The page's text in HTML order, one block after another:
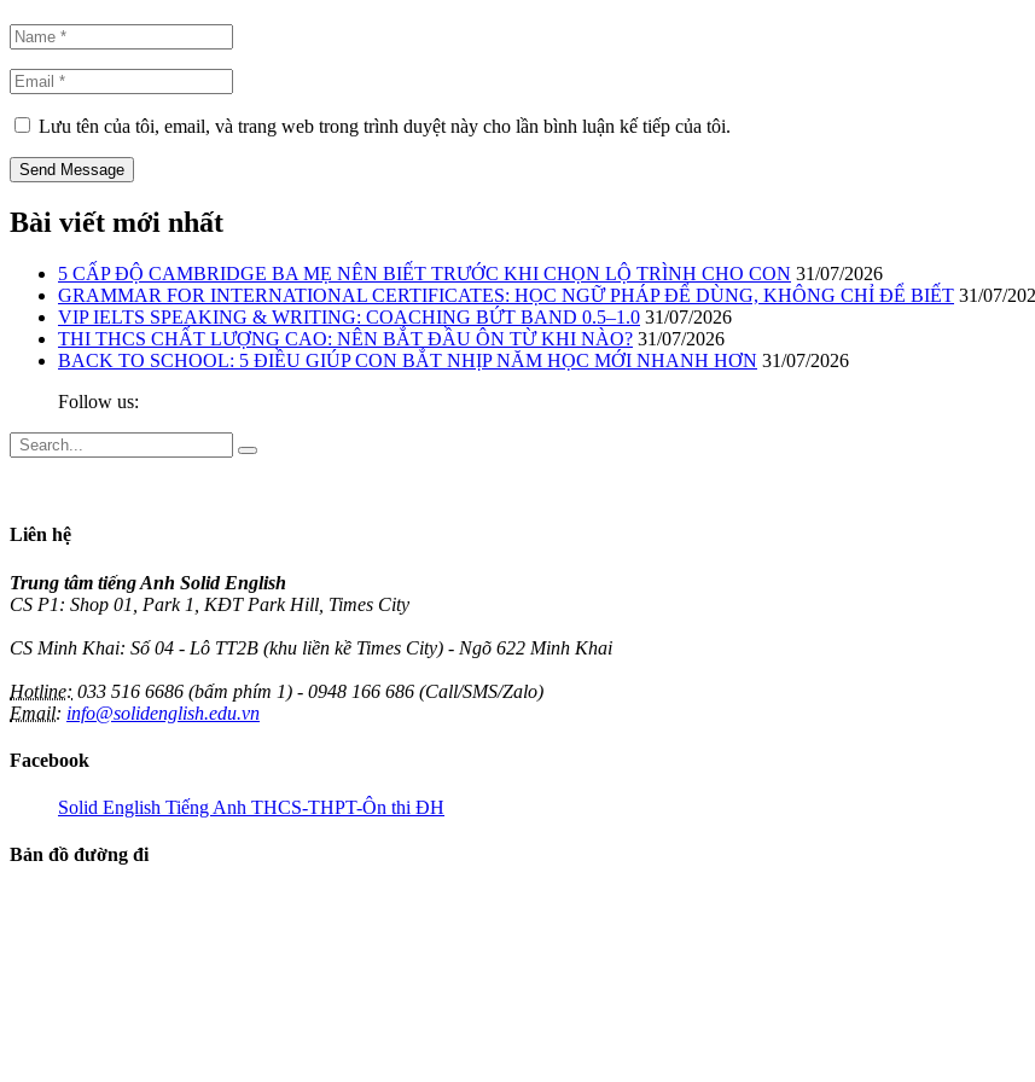
Lưu tên của tôi, email, và trang web trong trình duyệt này cho lần bình luận kế tiếp của tôi.
Bài viết mới nhất
5 CẤP ĐỘ CAMBRIDGE BA MẸ NÊN BIẾT TRƯỚC KHI CHỌN LỘ TRÌNH CHO CON 31/07/2026
GRAMMAR FOR INTERNATIONAL CERTIFICATES: HỌC NGỮ PHÁP ĐỂ DÙNG, KHÔNG CHỈ ĐỂ BIẾT 31/07/
VIP IELTS SPEAKING & WRITING: COACHING BỨT BAND 0.5–1.0 31/07/2026
THI THCS CHẤT LƯỢNG CAO: NÊN BẮT ĐẦU ÔN TỪ KHI NÀO? 31/07/2026
BACK TO SCHOOL: 5 ĐIỀU GIÚP CON BẮT NHỊP NĂM HỌC MỚI NHANH HƠN 31/07/2026
Follow us:
Liên hệ
Trung tâm tiếng Anh Solid English
CS P1: Shop 01, Park 1, KĐT Park Hill, Times City
CS Minh Khai: Số 04 - Lô TT2B (khu liền kề Times City) - Ngõ 622 Minh Khai
Hotline: 033 516 6686 (bấm phím 1) - 0948 166 686 (Call/SMS/Zalo)
Email: info@solidenglish.edu.vn
Facebook
Solid English Tiếng Anh THCS-THPT-Ôn thi ĐH
Bản đồ đường đi